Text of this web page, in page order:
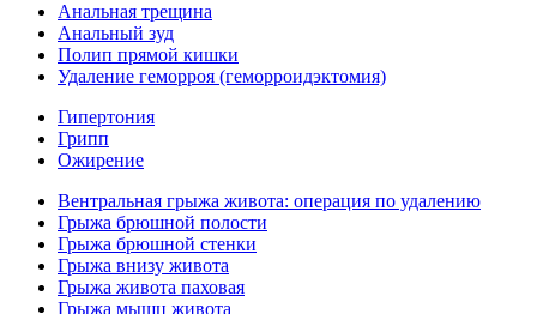
Анальная трещина
Анальный зуд
Полип прямой кишки
Удаление геморроя (геморроидэктомия)
Гипертония
Грипп
Ожирение
Вентральная грыжа живота: операция по удалению
Грыжа брюшной полости
Грыжа брюшной стенки
Грыжа внизу живота
Грыжа живота паховая
Грыжа мышц живота